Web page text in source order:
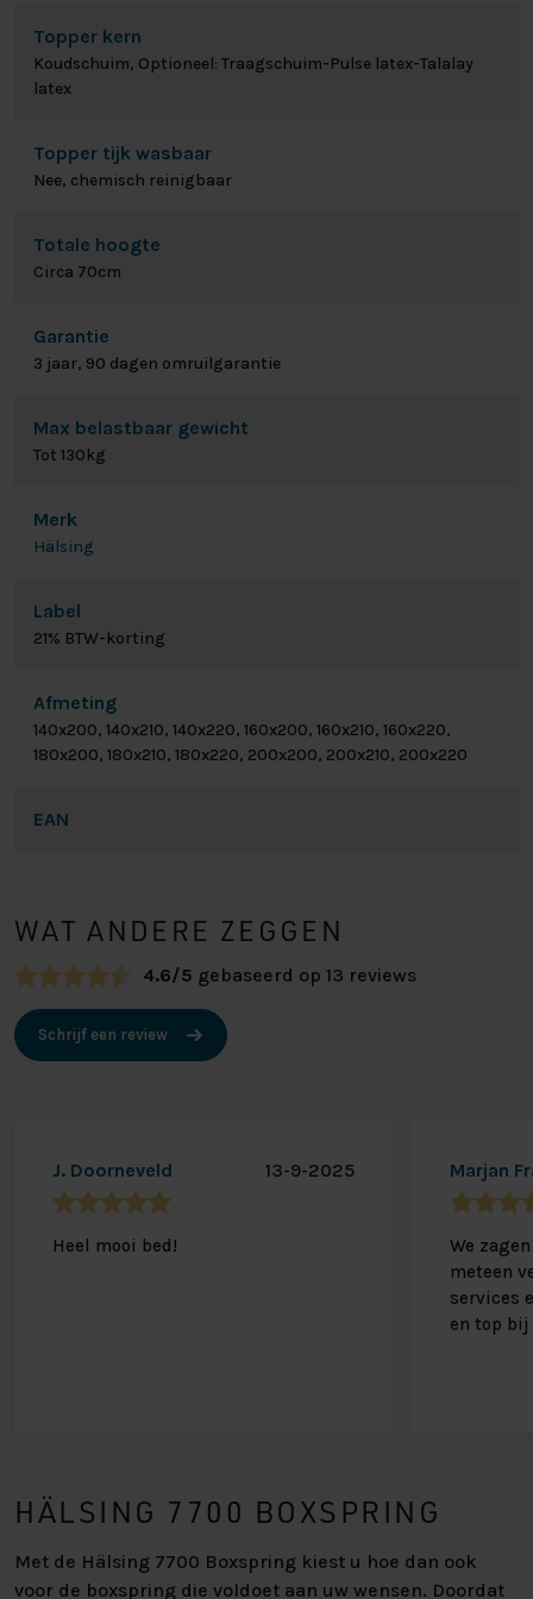
Topper kern
Koudschuim, Optioneel: Traagschuim-Pulse latex-Talalay
latex
Topper tijk wasbaar
Nee, chemisch reinigbaar
Totale hoogte
Circa 70cm
Garantie
3 jaar, 90 dagen omruilgarantie
Max belastbaar gewicht
Tot 130kg
Merk
Hälsing
Label
21% BTW-korting
Afmeting
140x200, 140x210, 140x220, 160x200, 160x210, 160x220,
180x200, 180x210, 180x220, 200x200, 200x210, 200x220
EAN
WAT ANDERE ZEGGEN
4.6/5 gebaseerd op 13 reviews
Schrijf een review
J. Doorneveld 13-9-2025
Heel mooi bed!
Marjan
We
meteen
services
en top
HÄLSING 7700 BOXSPRING
Met de Hälsing 7700 Boxspring kiest u hoe dan ook
voor de boxspring die voldoet aan uw wensen. Doordat